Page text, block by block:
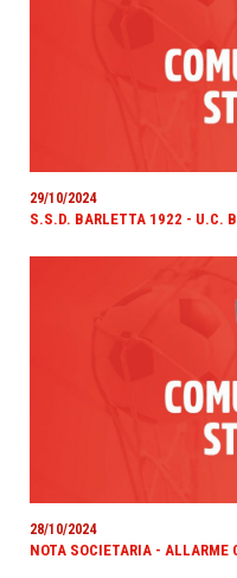
29/10/2024
S.S.D. BARLETTA 1922 - U.C.
28/10/2024
NOTA SOCIETARIA -